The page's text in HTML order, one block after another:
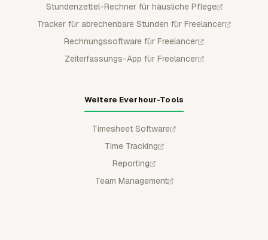
Stundenzettel-Rechner für häusliche Pflege
Tracker für abrechenbare Stunden für Freelancer
Rechnungssoftware für Freelancer
Zeiterfassungs-App für Freelancer
Weitere Everhour-Tools
Timesheet Software
Time Tracking
Reporting
Team Management